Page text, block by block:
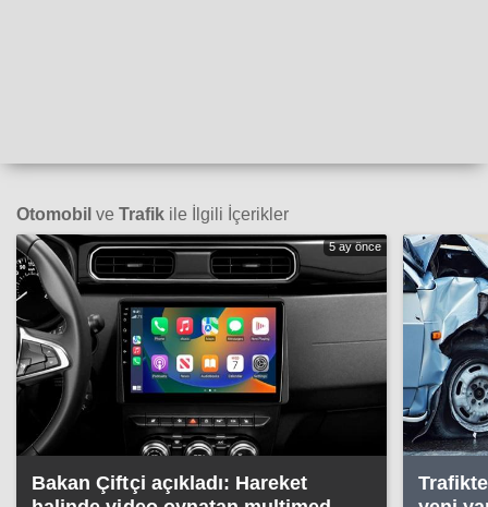
Otomobil ve Trafik ile İlgili İçerikler
5 ay önce
Bakan Çiftçi açıkladı: Hareket